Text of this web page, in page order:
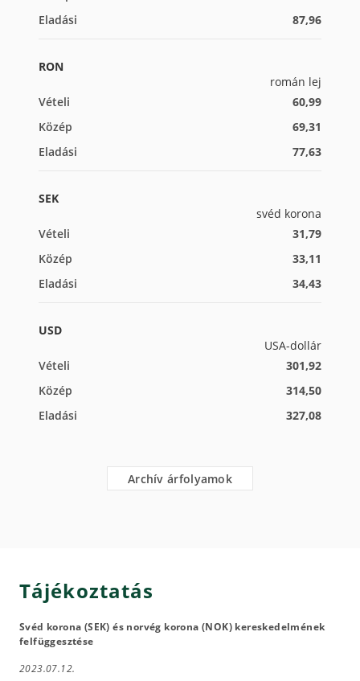
Eladási
87,96
RON
román lej
Vételi
60,99
Közép
69,31
Eladási
77,63
SEK
svéd korona
Vételi
31,79
Közép
33,11
Eladási
34,43
USD
USA-dollár
Vételi
301,92
Közép
314,50
Eladási
327,08
Archív árfolyamok
Tájékoztatás
Svéd korona (SEK) és norvég korona (NOK) kereskedelmének
felfüggesztése
2023.07.12.